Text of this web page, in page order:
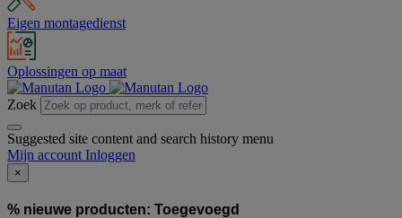
Eigen montagedienst
Oplossingen op maat
Zoek
Suggested site content and search history menu
Mijn account Inloggen
×
% nieuwe producten: Toegevoegd